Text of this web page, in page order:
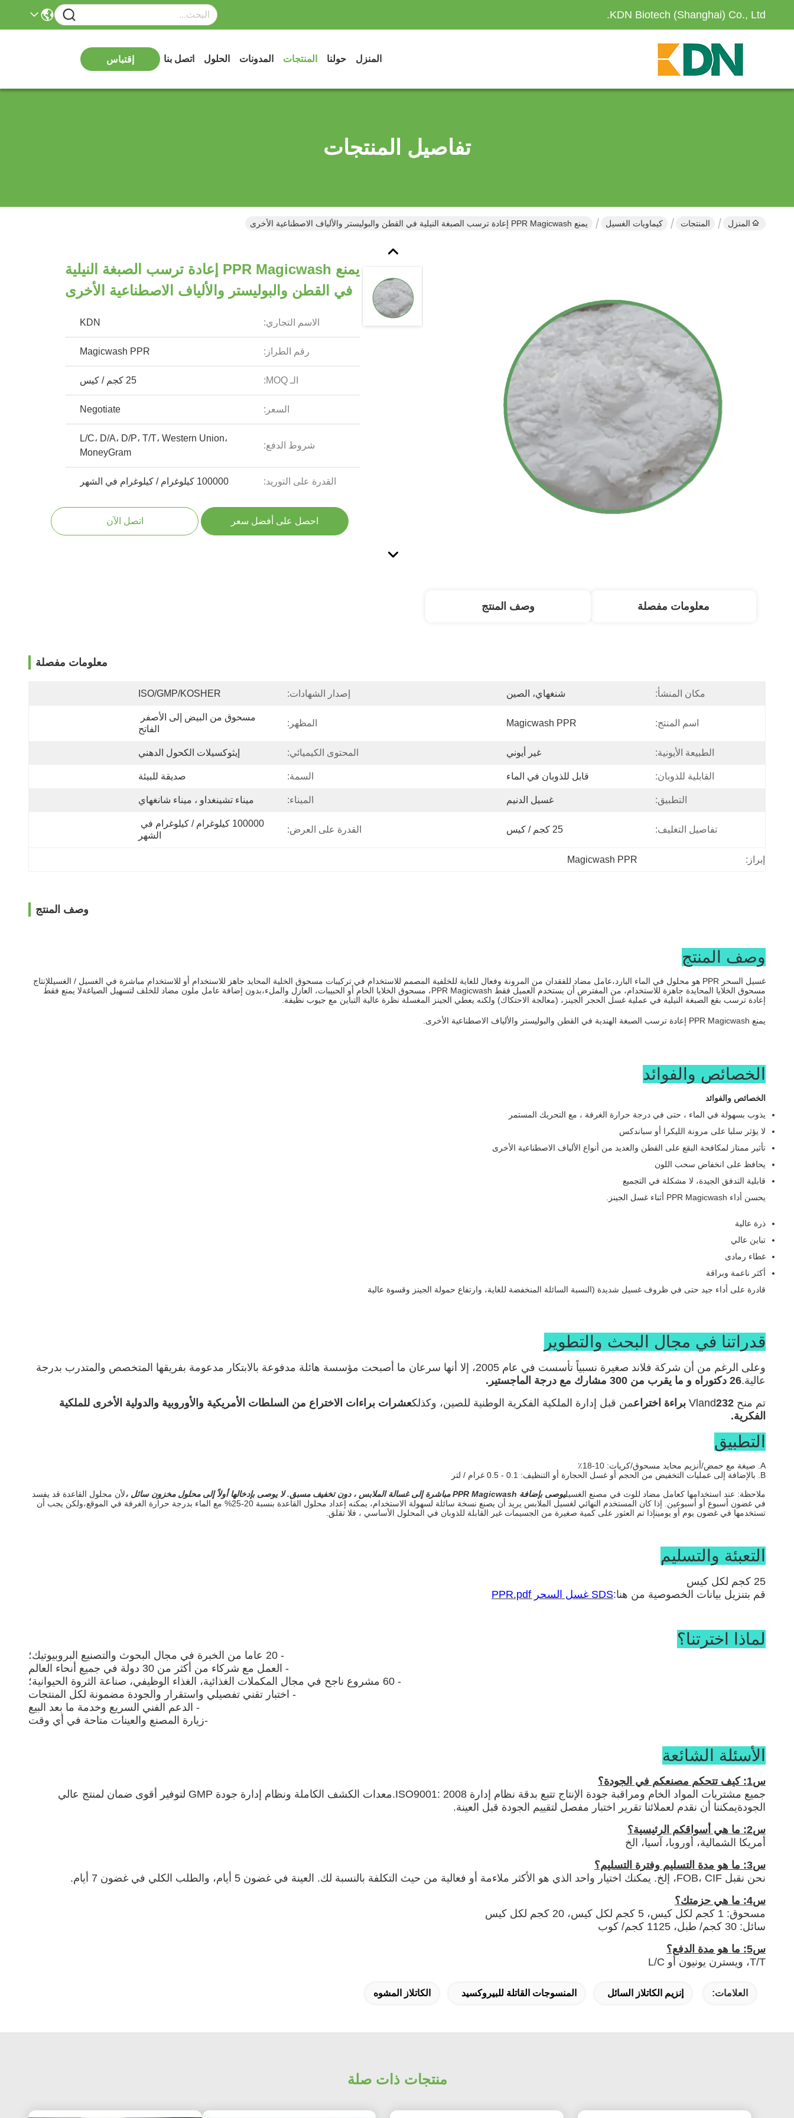
KDN Biotech (Shanghai) Co., Ltd.
المنزل حولنا المنتجات المدونات الحلول اتصل بنا إقتباس
تفاصيل المنتجات
المنزل المنتجات كيماويات الغسيل يمنع PPR Magicwash إعادة ترسب الصبغة النيلية في القطن والبوليستر والألياف الاصطناعية الأخرى
يمنع PPR Magicwash إعادة ترسب الصبغة النيلية
في القطن والبوليستر والألياف الاصطناعية الأخرى
الاسم التجاري: KDN
رقم الطراز: Magicwash PPR
الـ MOQ: 25 كجم / كيس
السعر: Negotiate
شروط الدفع:
L/C، D/A، D/P، T/T، Western Union،
MoneyGram
القدرة على التوريد: 100000 كيلوغرام / كيلوغرام في الشهر
احصل على أفضل سعر اتصل الآن
معلومات مفصلة وصف المنتج
معلومات مفصلة
مكان المنشأ: شنغهاي، الصين إصدار الشهادات: ISO/GMP/KOSHER
اسم المنتج: Magicwash PPR المظهر:
الفاتح
الطبيعة الأيونية: غير أيوني المحتوى الكيميائي: إيثوكسيلات الكحول الدهني
القابلية للذوبان: قابل للذوبان في الماء السمة: صديقة للبيئة
التطبيق: غسيل الدنيم الميناء: ميناء تشينغداو ، ميناء شانغهاي
تفاصيل التغليف: 25 كجم / كيس القدرة على العرض:
الشهر
إبراز: Magicwash PPR
وصف المنتج
وصف المنتج
غسيل السحر PPR هو محلول في الماء البارد،عامل مضاد للفقدان من المرونة وفعال للغاية للخلفية المصمم للاستخدام في تركيبات مسحوق الخلية المحايد جاهز للاستخدام أو للاستخدام مباشرة في الغسيل / الغسيللإنتاج
مسحوق الخلايا المحايدة جاهزة للاستخدام، من المفترض أن يستخدم العميل فقط PPR Magicwash، مسحوق الخلايا الخام أو الحبيبات، العازل والملء،بدون إضافة عامل ملون مضاد للخلف لتسهيل الصياغةلا يمنع فقط
إعادة ترسب بقع الصبغة النيلية في عملية غسل الحجر الجينز، (معالجة الاحتكاك) ولكنه يعطي الجينز المغسلة نظرة عالية التباين مع جيوب نظيفة.
يمنع PPR Magicwash إعادة ترسب الصبغة الهندية في القطن والبوليستر والألياف الاصطناعية الأخرى.
الخصائص والفوائد
الخصائص والفوائد
يذوب بسهولة في الماء ، حتى في درجة حرارة الغرفة ، مع التحريك المستمر
لا يؤثر سلبا على مرونة الليكرا أو سباندكس
تأثير ممتاز لمكافحة البقع على القطن والعديد من أنواع الألياف الاصطناعية الأخرى
يحافظ على انخفاض سحب اللون
قابلية التدفق الجيدة، لا مشكلة في التجميع
يحسن أداء PPR Magicwash أثناء غسل الجينز.
ذرة عالية
تباين عالي
غطاء رمادى
أكثر ناعمة وبراقة
قادرة على أداء جيد حتى في ظروف غسيل شديدة (النسبة السائلة المنخفضة للغاية، وارتفاع حمولة الجينز وقسوة عالية
قدراتنا في مجال البحث والتطوير
وعلى الرغم من أن شركة فلاند صغيرة نسبياً تأسست في عام 2005، إلا أنها سرعان ما أصبحت مؤسسة هائلة مدفوعة بالابتكار مدعومة بفريقها المتخصص والمتدرب بدرجة
عالية.26 دكتوراه و ما يقرب من 300 مشارك مع درجة الماجستير.
تم منح Vland 232 براءة اختراع من قبل إدارة الملكية الفكرية الوطنية للصين، وكذلكعشرات براءات الاختراع من السلطات الأمريكية والأوروبية والدولية الأخرى للملكية
الفكرية.
التطبيق
A. صيغة مع حمض/أنزيم محايد مسحوق/كريات: 10-18٪
B. بالإضافة إلى عمليات التخفيض من الحجم أو غسل الحجارة أو التنظيف: 0.1 - 0.5 غرام / لتر
ملاحظة: عند استخدامها كعامل مضاد للوث في مصنع الغسيليوصى بإضافة PPR Magicwash مباشرة إلى غسالة الملابس ، دون تخفيف مسبق. لا يوصى بإدخالها أولاً إلى محلول مخزون سائل ،
لأن محلول القاعدة قد يفسد
في غضون أسبوع أو أسبوعين. إذا كان المستخدم النهائي لغسيل الملابس يريد أن يصنع نسخة سائلة لسهولة الاستخدام، يمكنه إعداد محلول القاعدة بنسبة 20-25% مع الماء بدرجة حرارة الغرفة في الموقع،ولكن يجب أن
تستخدمها في غضون يوم أو يومينإذا تم العثور على كمية صغيرة من الجسيمات غير القابلة للذوبان في المحلول الأساسي ، فلا تقلق.
التعبئة والتسليم
25 كجم لكل كيس
قم بتنزيل بيانات الخصوصية من هنا:SDS غسل السحر PPR.pdf
لماذا اخترتنا؟
- 20 عاما من الخبرة في مجال البحوث والتصنيع البروبيوتيك؛
- العمل مع شركاء من أكثر من 30 دولة في جميع أنحاء العالم
- 60 مشروع ناجح في مجال المكملات الغذائية، الغذاء الوظيفي، صناعة الثروة الحيوانية؛
- اختبار تقني تفصيلي واستقرار والجودة مضمونة لكل المنتجات
- الدعم الفني السريع وخدمة ما بعد البيع
-زيارة المصنع والعينات متاحة في أي وقت
الأسئلة الشائعة
س1: كيف تتحكم مصنعكم في الجودة؟
جميع مشتريات المواد الخام ومراقبة جودة الإنتاج تتبع بدقة نظام إدارة ISO9001: 2008.معدات الكشف الكاملة ونظام إدارة جودة GMP لتوفير أقوى ضمان لمنتج عالي
الجودةيمكننا أن نقدم لعملائنا تقرير اختبار مفصل لتقييم الجودة قبل العينة.
س2: ما هي أسواقكم الرئيسية؟
أمريكا الشمالية، أوروبا، آسيا، الخ
س3: ما هو مدة التسليم وفترة التسليم؟
نحن نقبل FOB، CIF، إلخ. يمكنك اختيار واحد الذي هو الأكثر ملاءمة أو فعالية من حيث التكلفة بالنسبة لك. العينة في غضون 5 أيام، والطلب الكلي في غضون 7 أيام.
س4: ما هي حزمتك؟
مسحوق: 1 كجم لكل كيس، 5 كجم لكل كيس، 20 كجم لكل كيس
سائل: 30 كجم/ طبل، 1125 كجم/ كوب
س5: ما هو مدة الدفع؟
T/T، ويسترن يونيون أو L/C
العلامات: إنزيم الكاتلاز السائل المنسوجات القاتلة للبيروكسيد الكاتلاز المشوه
منتجات ذات صلة